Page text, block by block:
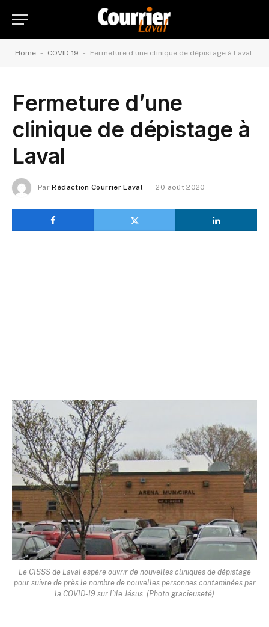
Home - COVID-19 - Fermeture d’une clinique de dépistage à Laval
Fermeture d’une
clinique de dépistage à
Laval
Par Rédaction Courrier Laval 20 août 2020
Le CISSS de Laval espère ouvrir de nouvelles cliniques de dépistage
pour suivre de près le nombre de nouvelles personnes contaminées par
la COVID-19 sur l’île Jésus. (Photo gracieuseté)